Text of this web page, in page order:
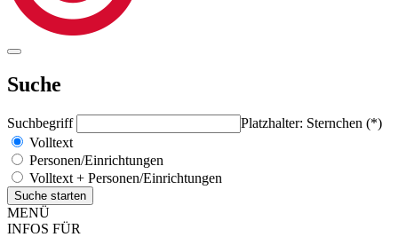
Suche
Suchbegriff
Platzhalter: Sternchen (*)
Volltext
Personen/Einrichtungen
Volltext + Personen/Einrichtungen
MENÜ
INFOS FÜR